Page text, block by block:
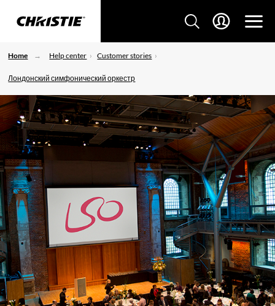
Home Help center Customer stories
Лондонский симфонический оркестр